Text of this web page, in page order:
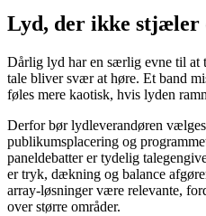
Lyd, der ikke stjæler
Dårlig lyd har en særlig evne til at
tale bliver svær at høre. Et band
føles mere kaotisk, hvis lyden
Derfor bør lydleverandøren
publikumsplacering og
paneldebatter er tydelig
er tryk, dækning og balance
array-løsninger være relevante,
over større områder.